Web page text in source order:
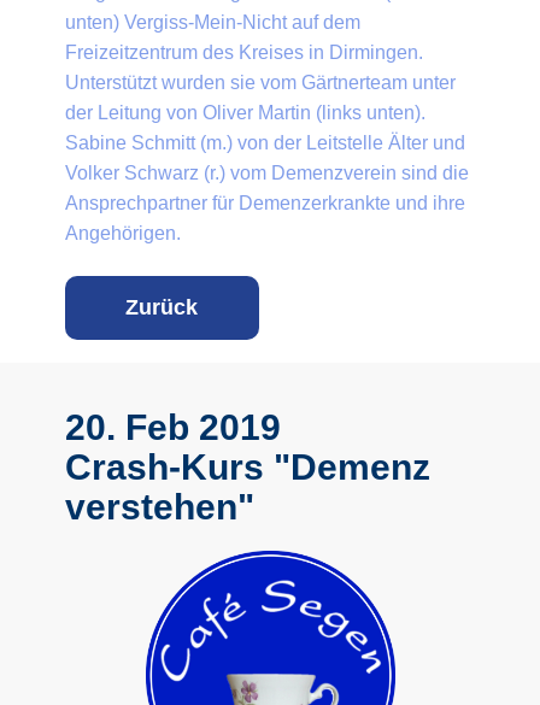
unten) Vergiss-Mein-Nicht auf dem
Freizeitzentru​m des Kreises in Dirmingen.
Unterstützt wurden sie vom Gärtnerteam unter
der Leitung von Oliver Martin (links unten).
Sabine Schmitt (m.) von der Leitstelle Älter und
Volker Schwarz (r.) vom Demenzverein sind die
Ansprechpartner für Demenzerkrankte und ihre
Angehörigen.
Zurück
20. Feb 2019
Crash-Kurs "Demenz
verstehen"